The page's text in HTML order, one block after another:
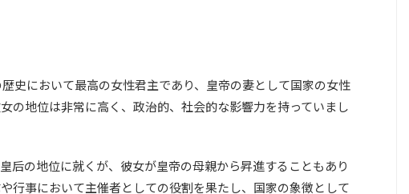
史において最高の女性君主であり、皇帝の妻として国家の女性
の地位は非常に高く、政治的、社会的な影響力を持っていまし
后の地位に就くが、彼女が皇帝の母親から昇進することもあり
行事において主催者としての役割を果たし、国家の象徴として